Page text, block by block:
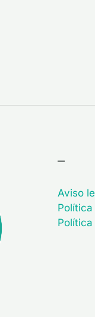
–
Aviso